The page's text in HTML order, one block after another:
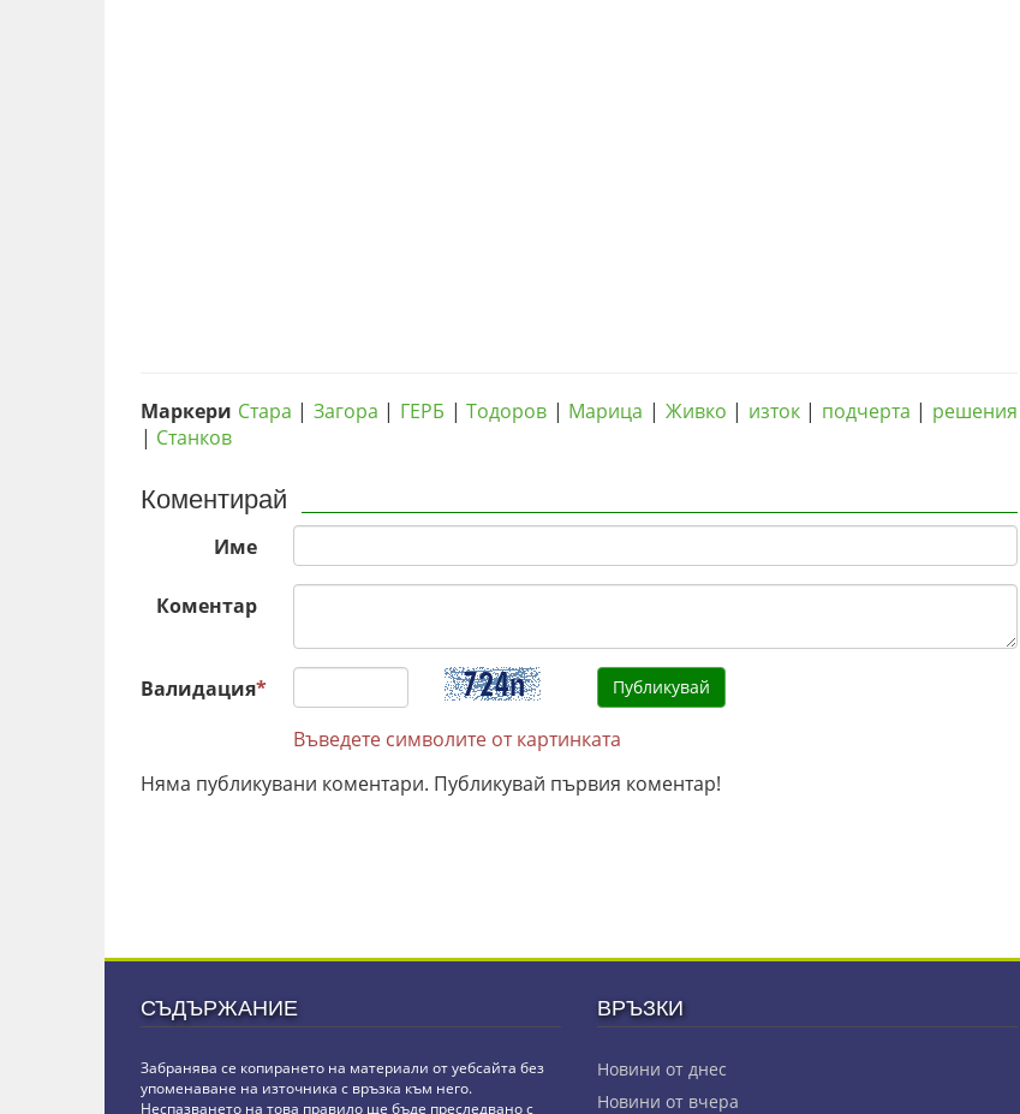
Маркери Стара | Загора | ГЕРБ |Тодоров | Марица | Живко | изток| подчерта | решения
| Станков
Коментирай
Име
Коментар
Валидация*
Въведете символите от картинката
Няма публикувани коментари. Публикувай първия коментар!
СЪДЪРЖАНИЕ
Забранява се копирането на материали от уебсайта без
упоменаване на източника с връзка към него.
Неспазването на това правило ще бъде преследвано с
ВРЪЗКИ
Новини от днес
Новини от вчера